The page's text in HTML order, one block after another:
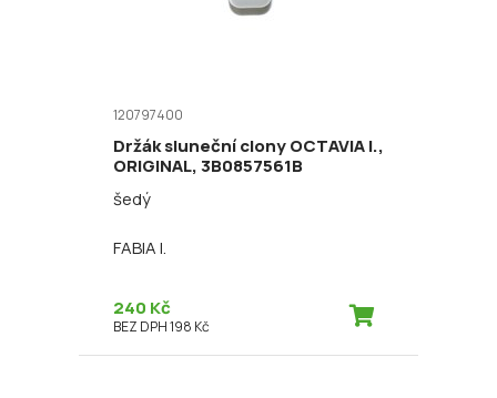
120797400
Držák sluneční clony OCTAVIA I.,
ORIGINAL, 3B0857561B
šedý
FABIA I.
240 Kč
BEZ DPH 198 Kč